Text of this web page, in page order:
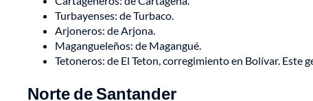
Turbayenses: de Turbaco.
Arjoneros: de Arjona.
Magangueleños: de Magangué.
Tetoneros: de El Teton, corregimiento en Bolívar. Este
Norte de Santander